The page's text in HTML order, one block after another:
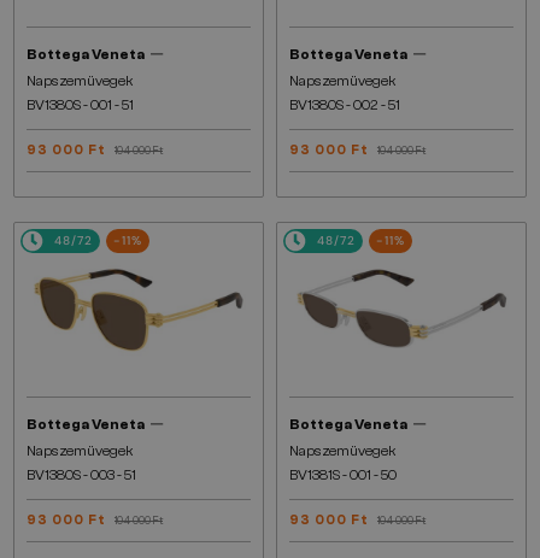
Bottega Veneta —
Napszemüvegek
BV1380S - 001 - 51
93 000 Ft 104 000 Ft
Bottega Veneta —
Napszemüvegek
BV1380S - 002 - 51
93 000 Ft 104 000 Ft
48/72 -11%
Bottega Veneta —
Napszemüvegek
BV1380S - 003 - 51
93 000 Ft 104 000 Ft
48/72 -11%
Bottega Veneta —
Napszemüvegek
BV1381S - 001 - 50
93 000 Ft 104 000 Ft